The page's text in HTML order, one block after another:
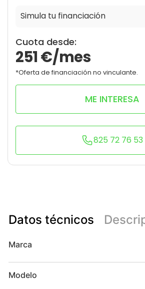
Simula tu financiación
Cuota desde:
251 €/mes
*Oferta de financiación no vinculante.
ME INTERESA
825 72 76 53
Datos técnicos
Marca
Modelo